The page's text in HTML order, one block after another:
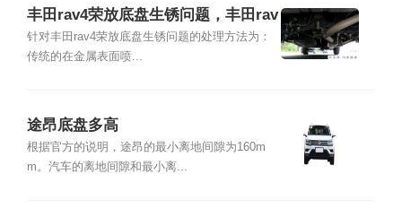
丰田rav4荣放底盘生锈问题，丰田rav
4底盘生锈怎么处理
针对丰田rav4荣放底盘生锈问题的处理方法为：
传统的在金属表面喷...
途昂底盘多高
根据官方的说明，途昂的最小离地间隙为160m
m。汽车的离地间隙和最小离...